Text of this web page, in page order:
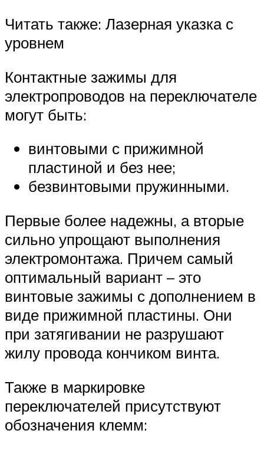
Читать также: Лазерная указка с
уровнем
Контактные зажимы для
электропроводов на переключателе
могут быть:
винтовыми с прижимной
пластиной и без нее;
безвинтовыми пружинными.
Первые более надежны, а вторые
сильно упрощают выполнения
электромонтажа. Причем самый
оптимальный вариант – это
винтовые зажимы с дополнением в
виде прижимной пластины. Они
при затягивании не разрушают
жилу провода кончиком винта.
Также в маркировке
переключателей присутствуют
обозначения клемм: